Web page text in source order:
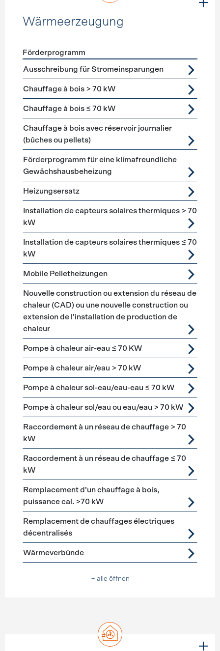
Wärmeerzeugung
Förderprogramme Wärmeerzeugung
Förderprogramm
Ausschreibung für Stromeinsparungen
Chauffage à bois > 70 kW
Chauffage à bois ≤ 70 kW
Chauffage à bois avec réservoir journalier
(bûches ou pellets)
Förderprogramm für eine klimafreundliche
Gewächshausbeheizung
Heizungsersatz
Installation de capteurs solaires thermiques > 70
kW
Installation de capteurs solaires thermiques ≤ 70
kW
Mobile Pelletheizungen
Nouvelle construction ou extension du réseau de
chaleur (CAD) ou une nouvelle construction ou
extension de l'installation de production de
chaleur
Pompe à chaleur air-eau ≤ 70 KW
Pompe à chaleur air/eau > 70 kW
Pompe à chaleur sol-eau/eau-eau ≤ 70 kW
Pompe à chaleur sol/eau ou eau/eau > 70 kW
Raccordement à un réseau de chauffage > 70
kW
Raccordement à un réseau de chauffage ≤ 70
kW
Remplacement d’un chauffage à bois,
puissance cal. >70 kW
Remplacement de chauffages électriques
décentralisés
Wärmeverbünde
+ alle öffnen